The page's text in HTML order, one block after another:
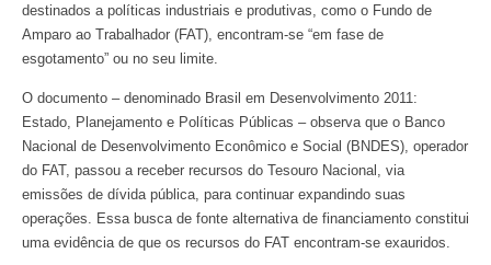
destinados a políticas industriais e produtivas, como o Fundo de
Amparo ao Trabalhador (FAT), encontram-se “em fase de
esgotamento” ou no seu limite.
O documento – denominado Brasil em Desenvolvimento 2011:
Estado, Planejamento e Políticas Públicas – observa que o Banco
Nacional de Desenvolvimento Econômico e Social (BNDES), operador
do FAT, passou a receber recursos do Tesouro Nacional, via
emissões de dívida pública, para continuar expandindo suas
operações. Essa busca de fonte alternativa de financiamento constitui
uma evidência de que os recursos do FAT encontram-se exauridos.